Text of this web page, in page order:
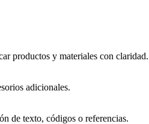
productos y materiales con claridad.
adicionales.
de texto, códigos o referencias.